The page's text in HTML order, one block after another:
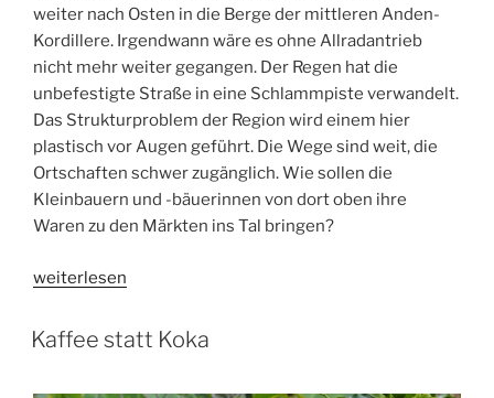
weiter nach Osten in die Berge der mittleren Anden-
Kordillere. Irgendwann wäre es ohne Allradantrieb
nicht mehr weiter gegangen. Der Regen hat die
unbefestigte Straße in eine Schlammpiste verwandelt.
Das Strukturproblem der Region wird einem hier
plastisch vor Augen geführt. Die Wege sind weit, die
Ortschaften schwer zugänglich. Wie sollen die
Kleinbauern und -bäuerinnen von dort oben ihre
Waren zu den Märkten ins Tal bringen?
„Cambio
Mano
weiterlesen
Kaffee statt Koka